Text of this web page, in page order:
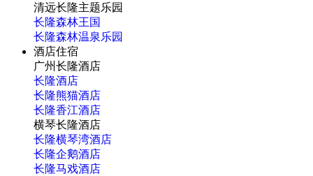
清远长隆主题乐园
长隆森林王国
长隆森林温泉乐园
酒店住宿
广州长隆酒店
长隆酒店
长隆熊猫酒店
长隆香江酒店
横琴长隆酒店
长隆横琴湾酒店
长隆企鹅酒店
长隆马戏酒店